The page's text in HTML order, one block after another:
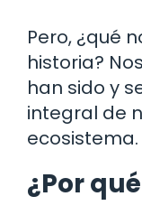
Pero, ¿qué
historia?
han sido y
integral de
ecosistema.
¿Por